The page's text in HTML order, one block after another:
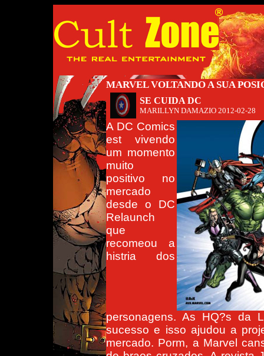
MARVEL VOLTANDO A SUA
SE CUIDA DC
MARILLYN DAMAZIO 2012-02-28
A DC Comics
est vivendo
um momento
muito
positivo no
mercado
desde o DC
Relaunch
que
recomeou a
histria dos
personagens. As HQ?s da
sucesso e isso ajudou a
mercado. Porm, a Marvel